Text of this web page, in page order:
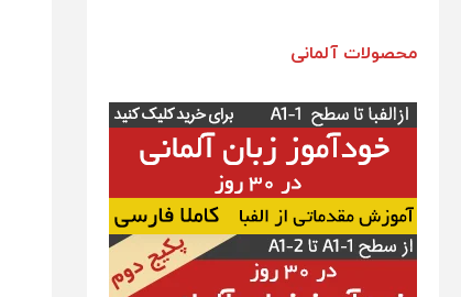
محصولات آلمانی